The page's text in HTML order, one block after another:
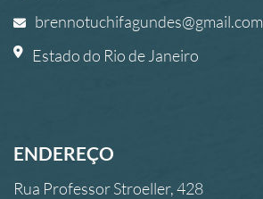
brennotuchifagundes@gmail.com
Estado do Rio de Janeiro
ENDEREÇO
Rua Professor Stroeller, 428